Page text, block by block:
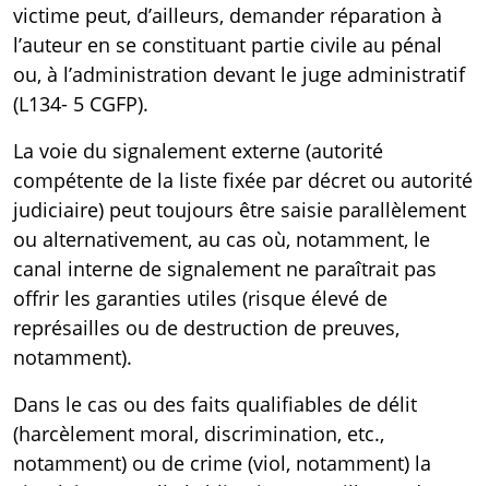
victime peut, d’ailleurs, demander réparation à
l’auteur en se constituant partie civile au pénal
ou, à l’administration devant le juge administratif
(L134- 5 CGFP).
La voie du signalement externe (autorité
compétente de la liste fixée par décret ou autorité
judiciaire) peut toujours être saisie parallèlement
ou alternativement, au cas où, notamment, le
canal interne de signalement ne paraîtrait pas
offrir les garanties utiles (risque élevé de
représailles ou de destruction de preuves,
notamment).
Dans le cas ou des faits qualifiables de délit
(harcèlement moral, discrimination, etc.,
notamment) ou de crime (viol, notamment) la